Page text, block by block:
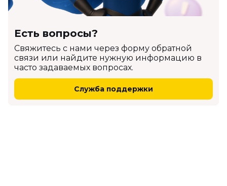
Есть вопросы?
Cвяжитесь с нами через форму обратной
связи или найдите нужную информацию в
часто задаваемых вопросах.
Служба поддержки